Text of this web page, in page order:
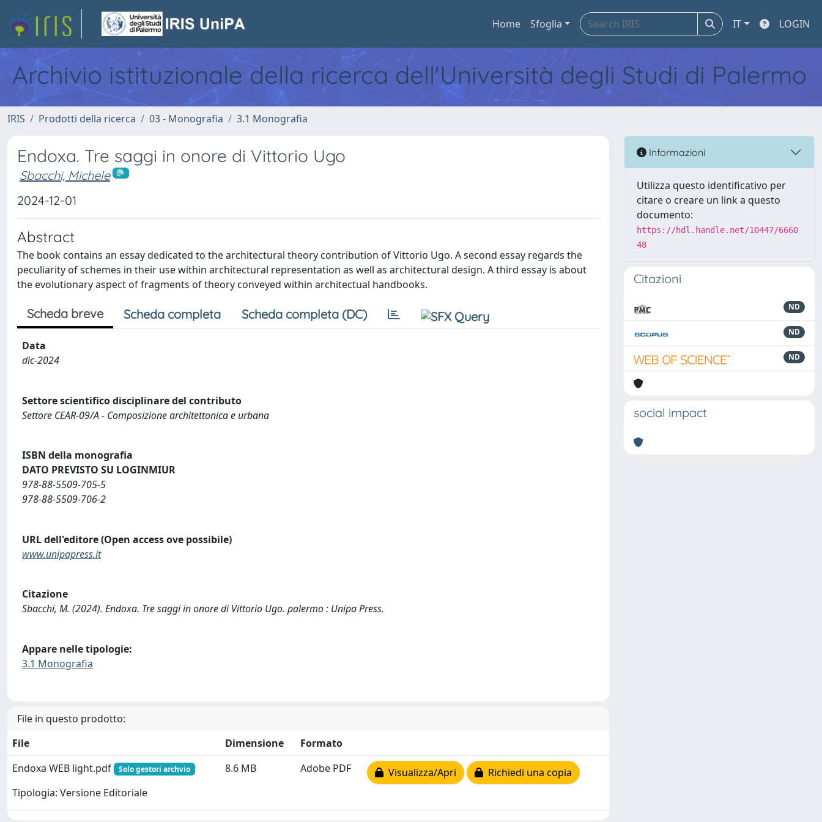
Home Sfoglia IT LOGIN
Archivio istituzionale della ricerca dell'Università degli Studi di Palermo
IRIS Prodotti della ricerca 03 - Monografia 3.1 Monografia
Endoxa. Tre saggi in onore di Vittorio Ugo
Sbacchi, Michele
2024-12-01
Abstract
The book contains an essay dedicated to the architectural theory contribution of Vittorio Ugo. A second essay regards the
peculiarity of schemes in their use within architectural representation as well as architectural design. A third essay is about
the evolutionary aspect of fragments of theory conveyed within architectual handbooks.
Scheda breve Scheda completa Scheda completa (DC)
Data
dic-2024
Settore scientifico disciplinare del contributo
Settore CEAR-09/A - Composizione architettonica e urbana
ISBN della monografia
DATO PREVISTO SU LOGINMIUR
978-88-5509-705-5
978-88-5509-706-2
URL dell'editore (Open access ove possibile)
www.unipapress.it
Citazione
Sbacchi, M. (2024). Endoxa. Tre saggi in onore di Vittorio Ugo. palermo : Unipa Press.
Appare nelle tipologie:
3.1 Monografia
File in questo prodotto:
File
Dimensione
Formato
Endoxa WEB light.pdf
Solo gestori archvio
Tipologia: Versione Editoriale
8.6 MB Adobe PDF Visualizza/Apri Richiedi una copia
Informazioni
Utilizza questo identificativo per
citare o creare un link a questo
documento:
https://hdl.handle.net/10447/6660
48
Citazioni
ND
ND
ND
social impact